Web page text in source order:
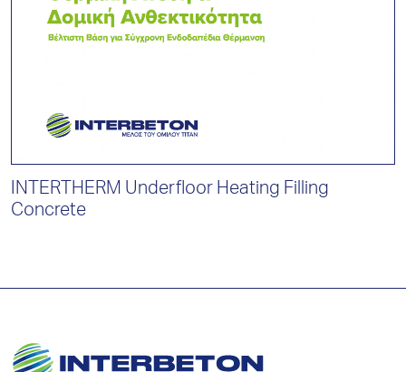
INTERTHERM Underfloor Heating Filling
Concrete